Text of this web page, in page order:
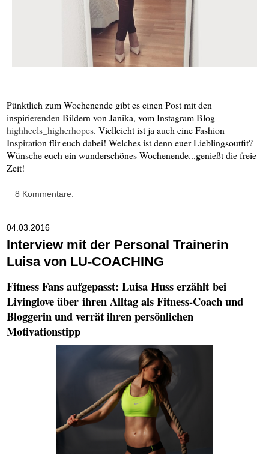
Pünktlich zum Wochenende gibt es einen Post mit den
inspirierenden Bildern von Janika, vom Instagram Blog
highheels_higherhopes. Vielleicht ist ja auch eine Fashion
Inspiration für euch dabei! Welches ist denn euer Lieblingsoutfit?
Wünsche euch ein wunderschönes Wochenende...genießt die freie
Zeit!
8 Kommentare:
04.03.2016
Interview mit der Personal Trainerin
Luisa von LU-COACHING
Fitness Fans aufgepasst: Luisa Huss erzählt bei
Livinglove über ihren Alltag als Fitness-Coach und
Bloggerin und verrät ihren persönlichen
Motivationstipp